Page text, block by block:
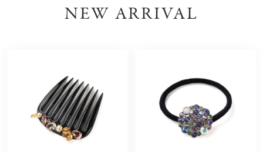
NEW ARRIVAL